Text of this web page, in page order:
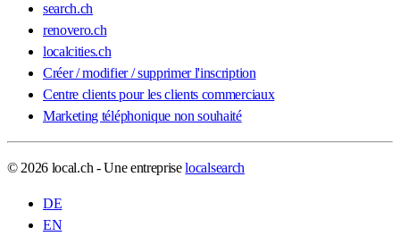
search.ch
renovero.ch
localcities.ch
Créer / modifier / supprimer l'inscription
Centre clients pour les clients commerciaux
Marketing téléphonique non souhaité
© 2026 local.ch - Une entrepriselocalsearch
DE
EN